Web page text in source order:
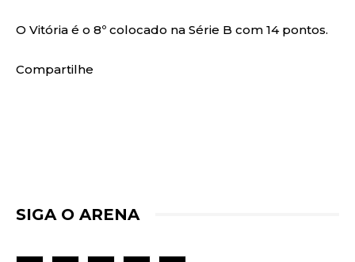
O Vitória é o 8º colocado na Série B com 14 pontos.
Compartilhe
SIGA O ARENA